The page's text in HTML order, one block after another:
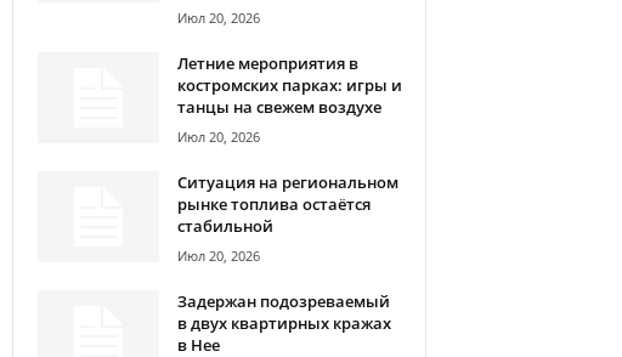
Июл 20, 2026
Летние мероприятия в
костромских парках: игры и
танцы на свежем воздухе
Июл 20, 2026
Ситуация на региональном
рынке топлива остаётся
стабильной
Июл 20, 2026
Задержан подозреваемый
в двух квартирных кражах
в Нее